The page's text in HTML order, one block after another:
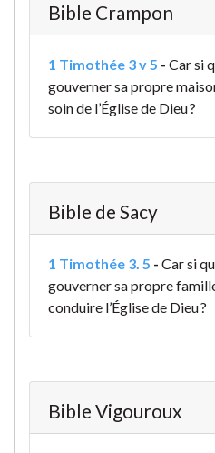
Bible Crampon
1 Timothée 3 v 5 - Car si
gouverner sa propre
soin de l’Église de Dieu ?
Bible de Sacy
1 Timothée 3. 5 - Car si
gouverner sa propre
conduire l’Église de Dieu ?
Bible Vigouroux